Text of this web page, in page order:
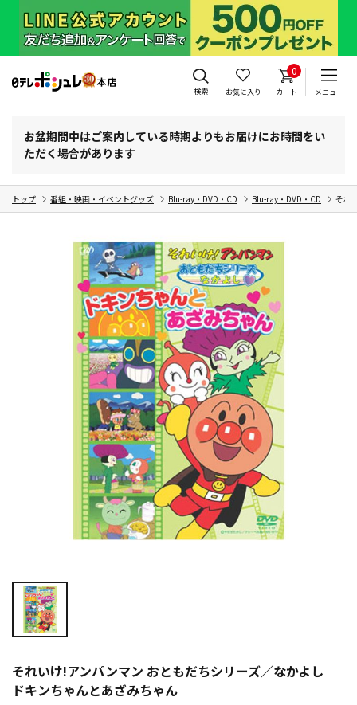
検索 お気に入り
0
カート メニュー
お盆期間中はご案内している時期よりもお届けにお時間をい
ただく場合があります
トップ 番組・映画・イベントグッズ Blu-ray・DVD・CD Blu-ray・DVD・CD それ
それいけ!アンパンマン おともだちシリーズ／なかよし
ドキンちゃんとあざみちゃん